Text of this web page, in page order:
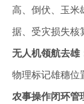
高、倒伏、玉米
据、受灾损失核
无人机领航去雄
物理标记雄穗位
农事操作闭环管